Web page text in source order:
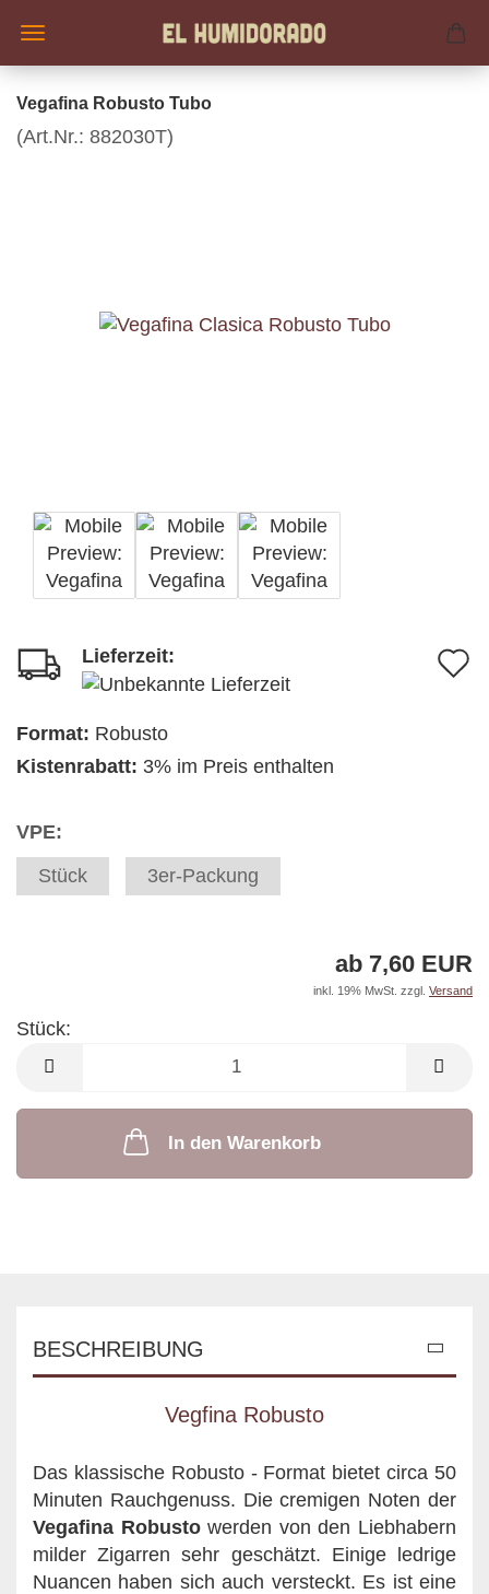
Vegafina Robusto Tubo
(Art.Nr.: 882030T)
Lieferzeit:
Format: Robusto
Kistenrabatt: 3% im Preis enthalten
VPE:
Stück
3er-Packung
ab 7,60 EUR
inkl. 19% MwSt. zzgl. Versand
Stück:
Stück
In den Warenkorb
BESCHREIBUNG
Vegfina Robusto
Das klassische Robusto - Format bietet circa 50
Minuten Rauchgenuss. Die cremigen Noten der
Vegafina Robustowerden von den Liebhabern
milder Zigarren sehr geschätzt. Einige ledrige
Nuancen haben sich auch versteckt. Es ist eine